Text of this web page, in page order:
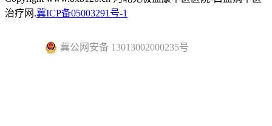
治疗网.冀ICP备05003291号-1
冀公网安备 13013002000235号